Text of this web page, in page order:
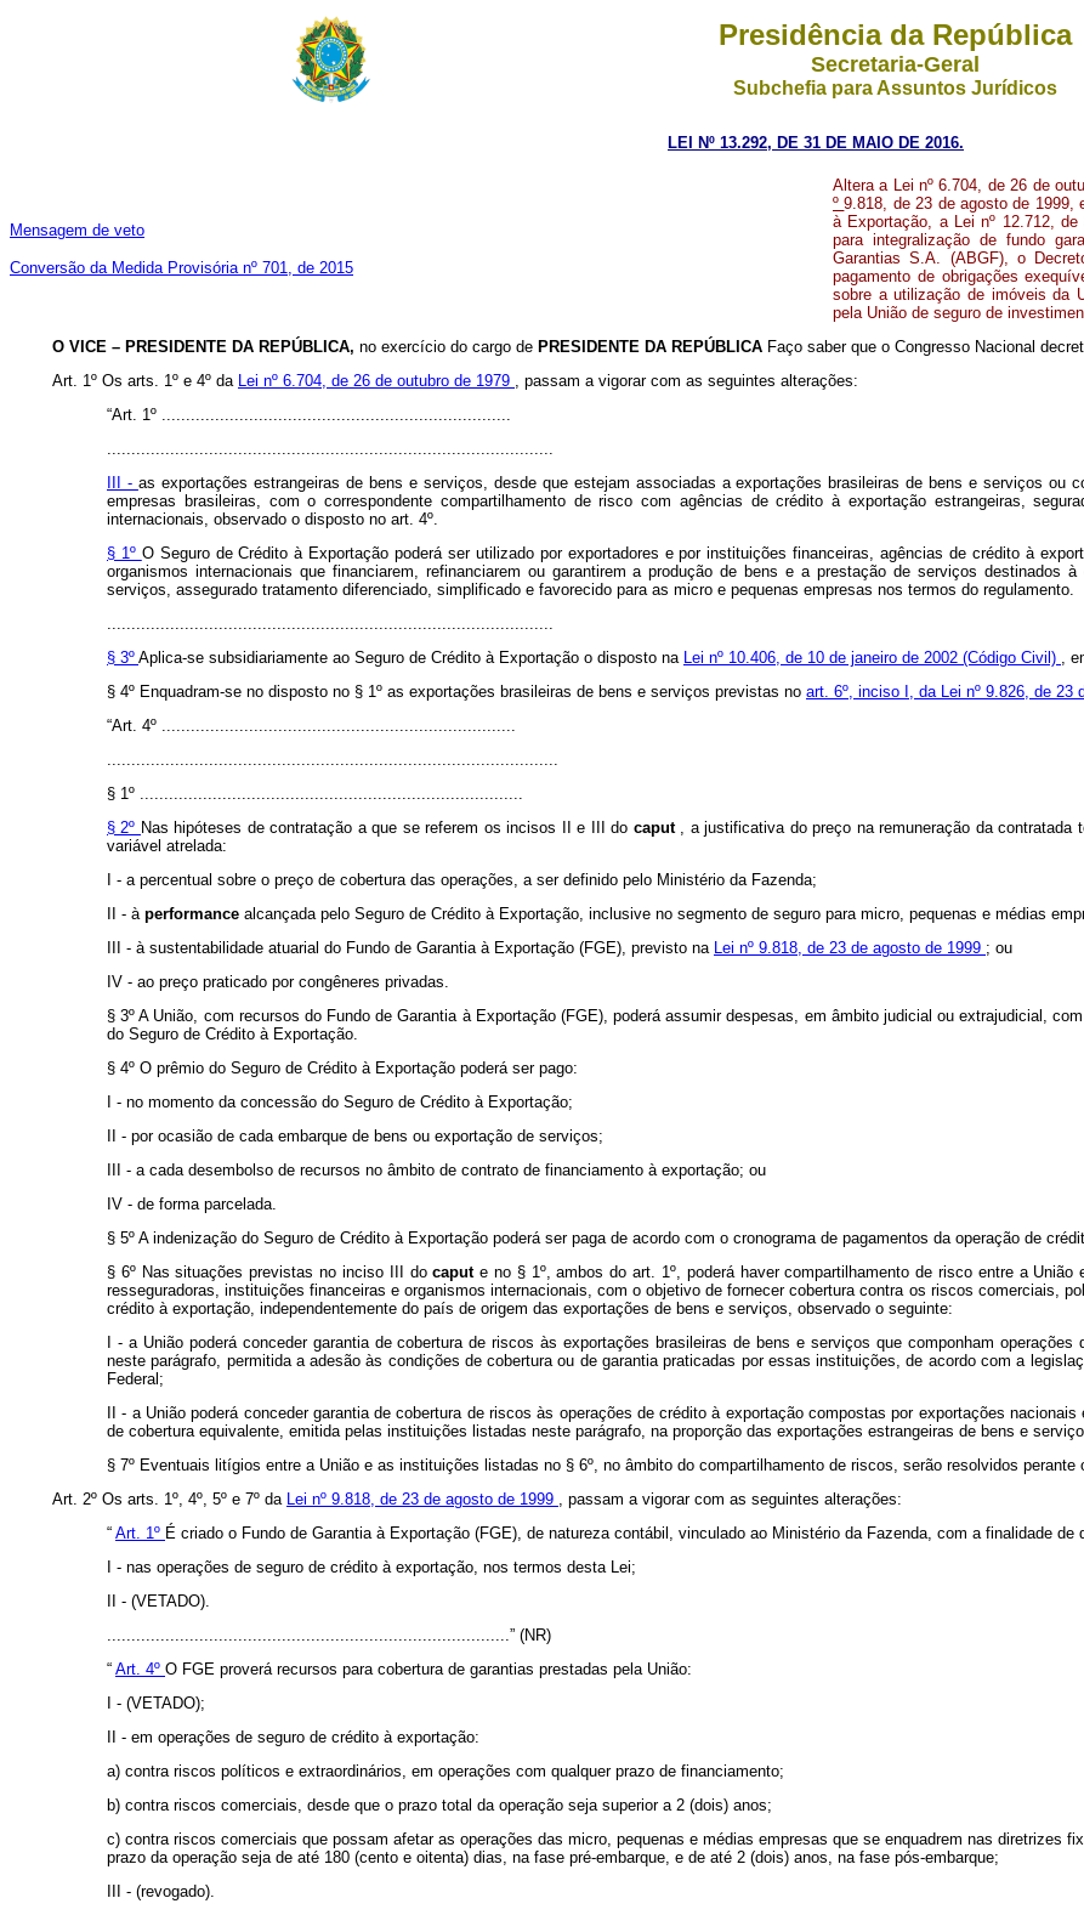
Presidência da República
Secretaria-Geral
Subchefia para Assuntos Jurídicos
LEI Nº 13.292, DE 31 DE MAIO DE 2016.
Mensagem de veto
Conversão da Medida Provisória nº 701, de 2015
Altera a Lei nº 6.704, de 26 de
º9.818, de 23 de agosto de 1999,
à Exportação, a Lei nº 12.712,
para integralização de fundo
Garantias S.A. (ABGF), o
pagamento de obrigações
sobre a utilização de imóveis da
pela União de seguro de
O VICE – PRESIDENTE DA REPÚBLICA, no exercício do cargo de PRESIDENTE DA REPÚBLICA Faço saber que o Congresso Nacional
Art. 1º Os arts. 1º e 4º da Lei nº 6.704, de 26 de outubro de 1979 , passam a vigorar com as seguintes alterações:
“Art. 1º ........................................................................
............................................................................................
III - as exportações estrangeiras de bens e serviços, desde que estejam associadas a exportações brasileiras de bens e serviços ou
empresas brasileiras, com o correspondente compartilhamento de risco com agências de crédito à exportação estrangeiras,
internacionais, observado o disposto no art. 4º.
§ 1º O Seguro de Crédito à Exportação poderá ser utilizado por exportadores e por instituições financeiras, agências de crédito à
organismos internacionais que financiarem, refinanciarem ou garantirem a produção de bens e a prestação de serviços destinados
serviços, assegurado tratamento diferenciado, simplificado e favorecido para as micro e pequenas empresas nos termos do regulamento.
............................................................................................
§ 3º Aplica-se subsidiariamente ao Seguro de Crédito à Exportação o disposto na Lei nº 10.406, de 10 de janeiro de 2002 (Código Civil) ,
§ 4º Enquadram-se no disposto no § 1º as exportações brasileiras de bens e serviços previstas no art. 6º, inciso I, da Lei nº 9.826, de 23
“Art. 4º .........................................................................
.............................................................................................
§ 1º ...............................................................................
§ 2º Nas hipóteses de contratação a que se referem os incisos II e III do caput , a justificativa do preço na remuneração da contratada
variável atrelada:
I - a percentual sobre o preço de cobertura das operações, a ser definido pelo Ministério da Fazenda;
II - à performance alcançada pelo Seguro de Crédito à Exportação, inclusive no segmento de seguro para micro, pequenas e médias
III - à sustentabilidade atuarial do Fundo de Garantia à Exportação (FGE), previsto na Lei nº 9.818, de 23 de agosto de 1999 ; ou
IV - ao preço praticado por congêneres privadas.
§ 3º A União, com recursos do Fundo de Garantia à Exportação (FGE), poderá assumir despesas, em âmbito judicial ou extrajudicial,
do Seguro de Crédito à Exportação.
§ 4º O prêmio do Seguro de Crédito à Exportação poderá ser pago:
I - no momento da concessão do Seguro de Crédito à Exportação;
II - por ocasião de cada embarque de bens ou exportação de serviços;
III - a cada desembolso de recursos no âmbito de contrato de financiamento à exportação; ou
IV - de forma parcelada.
§ 5º A indenização do Seguro de Crédito à Exportação poderá ser paga de acordo com o cronograma de pagamentos da operação de
§ 6º Nas situações previstas no inciso III docapute no § 1º, ambos do art. 1º, poderá haver compartilhamento de risco entre a
resseguradoras, instituições financeiras e organismos internacionais, com o objetivo de fornecer cobertura contra os riscos comerciais,
crédito à exportação, independentemente do país de origem das exportações de bens e serviços, observado o seguinte:
I - a União poderá conceder garantia de cobertura de riscos às exportações brasileiras de bens e serviços que componham
neste parágrafo, permitida a adesão às condições de cobertura ou de garantia praticadas por essas instituições, de acordo com a
Federal;
II - a União poderá conceder garantia de cobertura de riscos às operações de crédito à exportação compostas por exportações
de cobertura equivalente, emitida pelas instituições listadas neste parágrafo, na proporção das exportações estrangeiras de bens e
§ 7º Eventuais litígios entre a União e as instituições listadas no § 6º, no âmbito do compartilhamento de riscos, serão resolvidos perante
Art. 2º Os arts. 1º, 4º, 5º e 7º da Lei nº 9.818, de 23 de agosto de 1999 , passam a vigorar com as seguintes alterações:
“ Art. 1º É criado o Fundo de Garantia à Exportação (FGE), de natureza contábil, vinculado ao Ministério da Fazenda, com a finalidade de
I - nas operações de seguro de crédito à exportação, nos termos desta Lei;
II - (VETADO).
...................................................................................” (NR)
“ Art. 4º O FGE proverá recursos para cobertura de garantias prestadas pela União:
I - (VETADO);
II - em operações de seguro de crédito à exportação:
a) contra riscos políticos e extraordinários, em operações com qualquer prazo de financiamento;
b) contra riscos comerciais, desde que o prazo total da operação seja superior a 2 (dois) anos;
c) contra riscos comerciais que possam afetar as operações das micro, pequenas e médias empresas que se enquadrem nas diretrizes
prazo da operação seja de até 180 (cento e oitenta) dias, na fase pré-embarque, e de até 2 (dois) anos, na fase pós-embarque;
III - (revogado).